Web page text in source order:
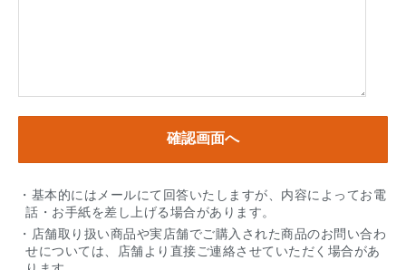
・基本的にはメールにて回答いたしますが、内容によってお電
話・お手紙を差し上げる場合があります。
・店舗取り扱い商品や実店舗でご購入された商品のお問い合わ
せについては、店舗より直接ご連絡させていただく場合があ